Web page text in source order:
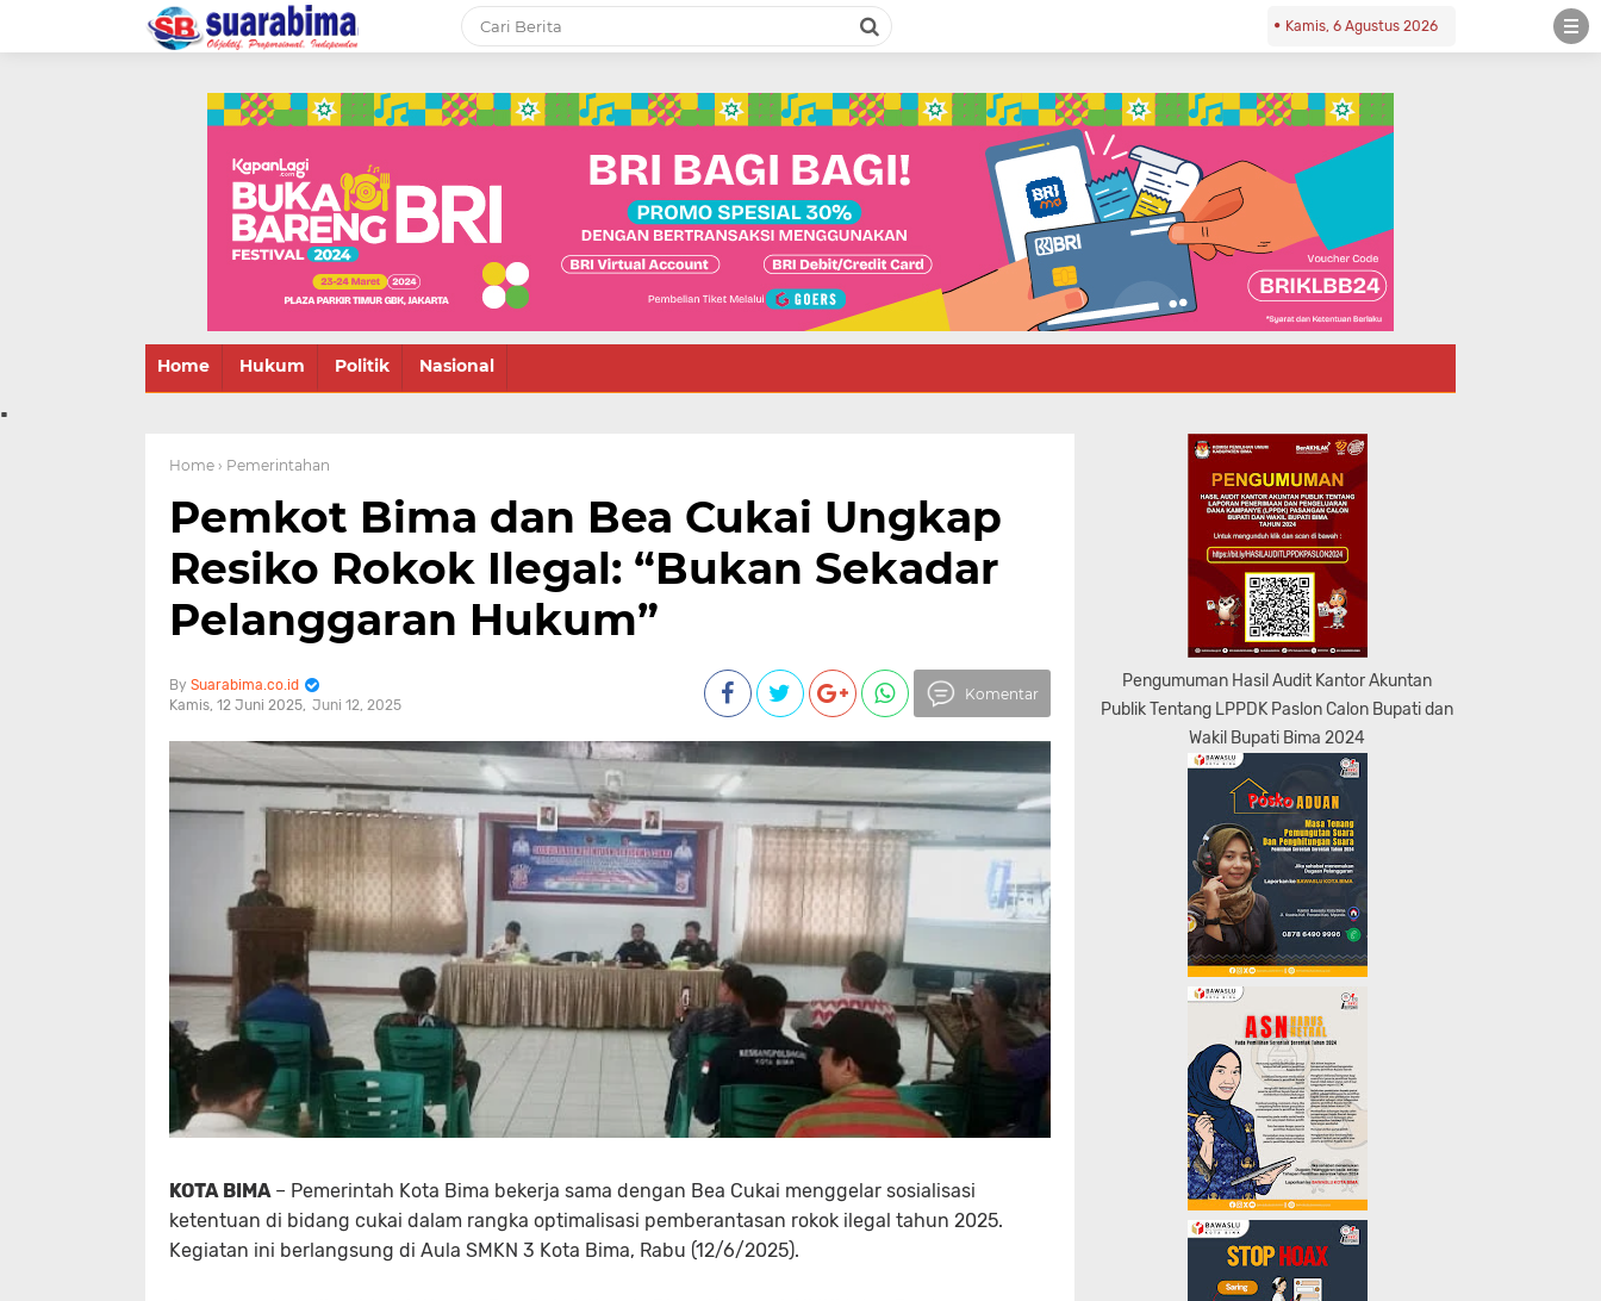
informasi terbaru tentang
Bima dan daerah sekitar
Kamis, 6 Agustus 2026
Home Hukum Politik Nasional
.
Home › Pemerintahan
Pemkot Bima dan Bea Cukai Ungkap
Resiko Rokok Ilegal: “Bukan Sekadar
Pelanggaran Hukum”
Suarabima.co.id
Kamis, 12 Juni 2025 Juni 12, 2025
Komentar
KOTA BIMA – Pemerintah Kota Bima bekerja sama dengan Bea Cukai menggelar sosialisasi
ketentuan di bidang cukai dalam rangka optimalisasi pemberantasan rokok ilegal tahun 2025.
Kegiatan ini berlangsung di Aula SMKN 3 Kota Bima, Rabu (12/6/2025).
Pengumuman Hasil Audit Kantor Akuntan
Publik Tentang LPPDK Paslon Calon Bupati dan
Wakil Bupati Bima 2024